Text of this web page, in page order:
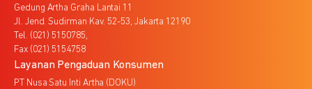
Gedung Artha Graha Lantai 11
Jl. Jend. Sudirman Kav. 52-53, Jakarta 12190
Tel. (021) 5150785,
Fax (021) 5154758
Layanan Pengaduan Konsumen
PT Nusa Satu Inti Artha (DOKU)